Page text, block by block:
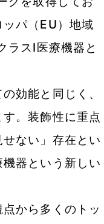
パ（EU）地域
ラスⅠ医療機器と
効能と同じく、
。装飾性に重点
ない」存在とい
器という新しい
から多くのトッ